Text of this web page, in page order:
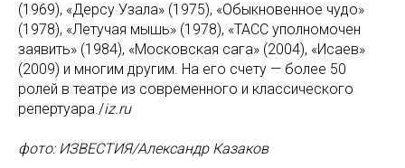
(1969), «Дерсу Узала» (1975), «Обыкновенное чудо»
(1978), «Летучая мышь» (1978), «ТАСС уполномочен
заявить» (1984), «Московская сага» (2004), «Исаев»
(2009) и многим другим. На его счету — более 50
ролей в театре из современного и классического
репертуара./iz.ru
фото: ИЗВЕСТИЯ/Александр Казаков